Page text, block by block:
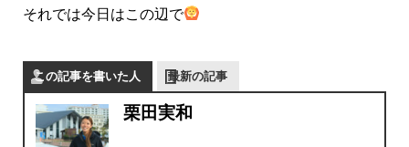
それでは今日はこの辺で
この記事を書いた人 最新の記事
栗田実和